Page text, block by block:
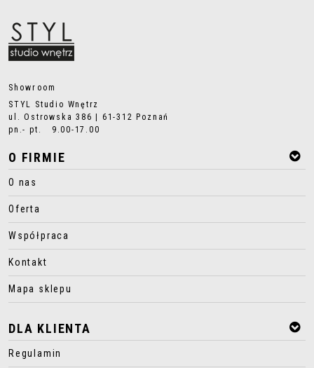
Showroom
STYL Studio Wnętrz
ul. Ostrowska 386 | 61-312 Poznań
pn.- pt. 9.00-17.00
O FIRMIE
O nas
Oferta
Współpraca
Kontakt
Mapa sklepu
DLA KLIENTA
Regulamin